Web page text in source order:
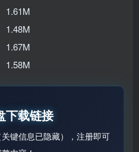
1.61M
1.48M
1.67M
1.58M
下载链接
键信息已隐藏），注册即可